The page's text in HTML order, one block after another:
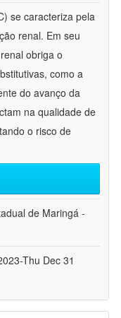
se caracteriza pela
renal. Em seu
obriga o
como a
do avanço da
na qualidade de
o risco de
de Maringá -
Thu Dec 31